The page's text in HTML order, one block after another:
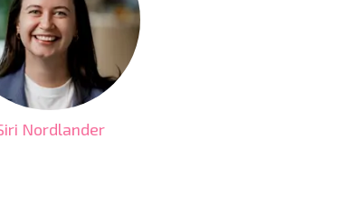
Nordlander